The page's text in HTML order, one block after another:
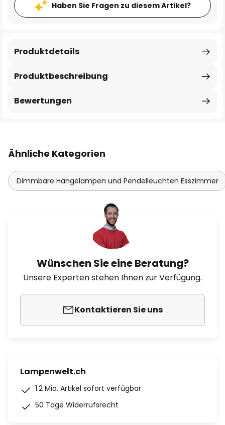
Haben Sie Fragen zu diesem Artikel?
Produktbeschreibung
Produktdetails
Bewertungen
Ähnliche Kategorien
Dimmbare Hängelampen und Pendelleuchten Esszimmer
Wünschen Sie eine Beratung?
Unsere Experten stehen Ihnen zur Verfügung.
Kontaktieren Sie uns
Lampenwelt.ch
1.2 Mio. Artikel sofort verfügbar
50 Tage Widerrufsrecht